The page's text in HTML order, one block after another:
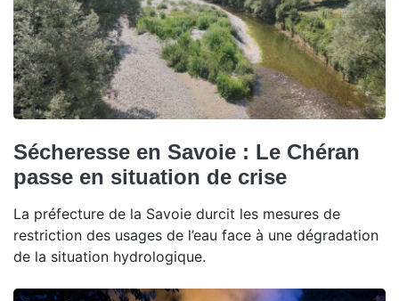
Sécheresse en Savoie : Le Chéran
passe en situation de crise
La préfecture de la Savoie durcit les mesures de
restriction des usages de l’eau face à une dégradation
de la situation hydrologique.